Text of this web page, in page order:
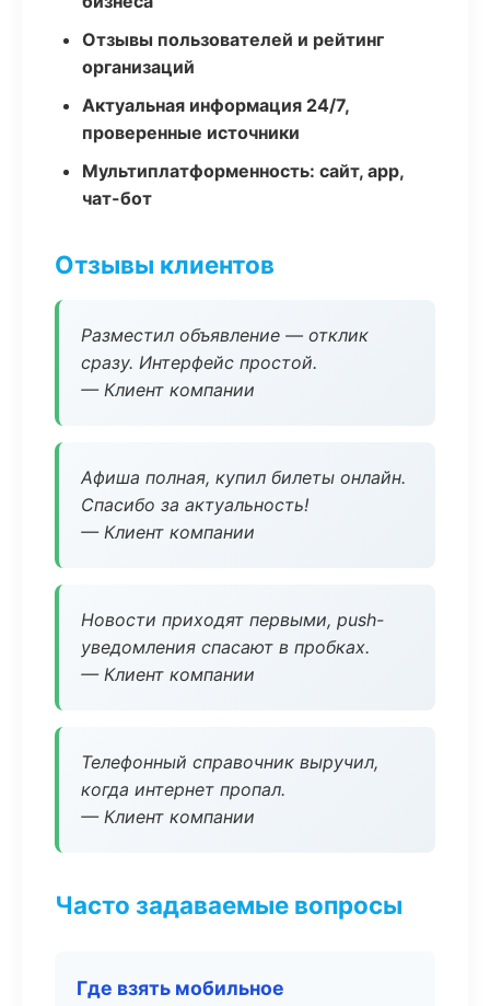
Отзывы пользователей и рейтинг
организаций
Актуальная информация 24/7,
проверенные источники
Мультиплатформенность: сайт, app,
чат-бот
Отзывы клиентов
Разместил объявление — отклик
сразу. Интерфейс простой.
— Клиент компании
Афиша полная, купил билеты онлайн.
Спасибо за актуальность!
— Клиент компании
Новости приходят первыми, push-
уведомления спасают в пробках.
— Клиент компании
Телефонный справочник выручил,
когда интернет пропал.
— Клиент компании
Часто задаваемые вопросы
Где взять мобильное